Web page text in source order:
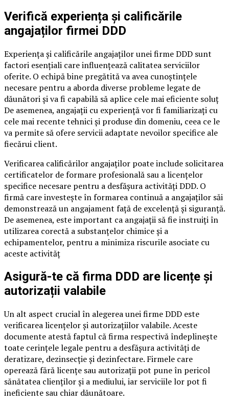
Verifică experiența și calificările
angajaților firmei DDD
Experiența și calificările angajaților unei firme DDD sunt
factori esențiali care influențează calitatea serviciilor
oferite. O echipă bine pregătită va avea cunoștințele
necesare pentru a aborda diverse probleme legate de
dăunători și va fi capabilă să aplice cele mai eficiente soluț
De asemenea, angajații cu experiență vor fi familiarizați cu
cele mai recente tehnici și produse din domeniu, ceea ce le
va permite să ofere servicii adaptate nevoilor specifice ale
fiecărui client.
Verificarea calificărilor angajaților poate include solicitarea
certificatelor de formare profesională sau a licențelor
specifice necesare pentru a desfășura activități DDD. O
firmă care investește în formarea continuă a angajaților săi
demonstrează un angajament față de excelență și siguranță.
De asemenea, este important ca angajații să fie instruiți în
utilizarea corectă a substanțelor chimice și a
echipamentelor, pentru a minimiza riscurile asociate cu
aceste activităț
Asigură-te că firma DDD are licențe și
autorizații valabile
Un alt aspect crucial în alegerea unei firme DDD este
verificarea licențelor și autorizațiilor valabile. Aceste
documente atestă faptul că firma respectivă îndeplinește
toate cerințele legale pentru a desfășura activități de
deratizare, dezinsecție și dezinfectare. Firmele care
operează fără licențe sau autorizații pot pune în pericol
sănătatea clienților și a mediului, iar serviciile lor pot fi
ineficiente sau chiar dăunătoare.